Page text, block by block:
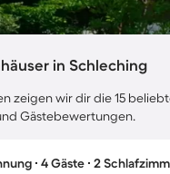
in Schleching
zeigen wir dir die 15
Gästebewertungen.
∙ 4 Gäste ∙ 2